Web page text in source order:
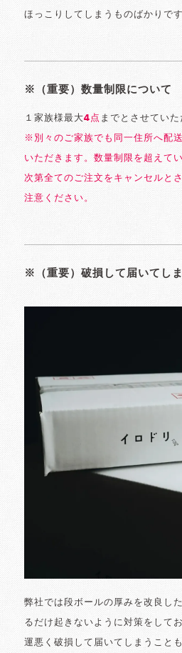
ほっこりしてしまうものばかりです
※（重要）数量制限について
１家族様最大4点 までとさせてい
※別々のご家族でも同一住所へ配
いただきます。数量制限を超えて
次第全てのご注文をキャンセルと
注意ください。
※（重要）破損して届いてし
弊社では段ボールの厚みを改良し
るだけ起きないように対策をして
運悪く破損して届いてしまうこと